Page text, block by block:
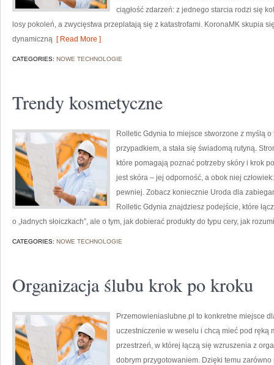
ciągłość zdarzeń: z jednego starcia rodzi się
losy pokoleń, a zwycięstwa przeplatają się z katastrofami. KoronaMK skupia
dynamiczną [ Read More ]
CATEGORIES: NOWE TECHNOLOGIE
Trendy kosmetyczne
Rolletic Gdynia to miejsce stworzone z myślą
przypadkiem, a stała się świadomą rutyną.
które pomagają poznać potrzeby skóry i krok
jest skóra – jej odporność, a obok niej
pewniej. Zobacz koniecznie Uroda dla
Rolletic Gdynia znajdziesz podejście, które
o „ładnych słoiczkach”, ale o tym, jak dobierać produkty do typu cery, jak
CATEGORIES: NOWE TECHNOLOGIE
Organizacja ślubu krok po kroku
Przemowieniaslubne.pl to konkretne miejsce
uczestniczenie w weselu i chcą mieć pod ręką
przestrzeń, w której łączą się wzruszenia z
dobrym przygotowaniem. Dzięki temu